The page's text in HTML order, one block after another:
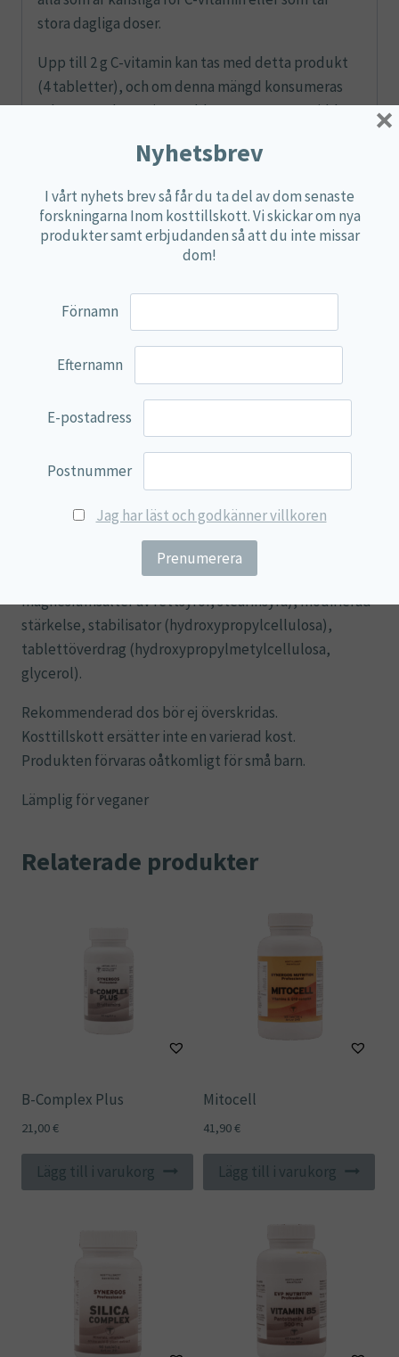
stora dagliga doser.
Upp till 2 g C-vitamin kan tas med detta produkt
(4 tabletter), och om denna mängd konsumeras
rekommenderar vi att tabletterna tas utspridda
mg kalcium, vilket kan ge ett värdefullt tillskott
tabletter tas per dag.
: 1-4 tabletter dagligen i samband med måltid.
1 tablett
Vitamin C
77 mg 10 %
*DRI är dagligt referensintag.
Ingredienser: Kalciumaskorbat (vitamin C, kalcium),
fyllnadsmedel (cellulosa), kalciumkarbonat,
klumpförebyggande medel (kiseldioxid,
magnesiumsalter av fettsyror, stearinsyra), modifierad
stärkelse, stabilisator (hydroxypropylcellulosa),
tablettöverdrag (hydroxypropylmetylcellulosa,
glycerol).
Rekommenderad dos bör ej överskridas.
Kosttillskott ersätter inte en varierad kost.
Produkten förvaras oåtkomligt för små barn.
Lämplig för veganer
Relaterade produkter
B-Complex Plus
21,00€
Lägg till i varukorg
Mitocell
41,90€
Lägg till i varukorg
Nyhetsbrev
I vårt nyhets brev så får du ta del av dom senaste
forskningarna Inom kosttillskott. Vi skickar om nya
produkter samt erbjudanden så att du inte missar
dom!
Förnamn
Efternamn
E-postadress
Postnummer
Jag har läst och godkänner villkoren
×